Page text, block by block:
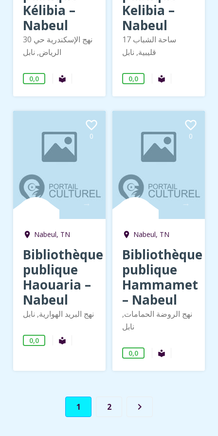
Kélibia –
Nabeul
30 نهج الإسكندرية حي
الرياض, نابل
0,0 local_library Bibliothèque publique
Kelibia –
Nabeul
17 ساحة الشباب
قليبية, نابل
0,0 local_library
favorite_border
0
→
room Nabeul, TN
Bibliothèque
publique
Haouaria –
Nabeul
نهج البريد الهوارية, نابل
0,0 local_library
favorite_border
0
→
room Nabeul, TN
Bibliothèque
publique
Hammamet
– Nabeul
نهج الروضة الحمامات,
نابل
0,0 local_library
1 2 keyboard_arrow_right